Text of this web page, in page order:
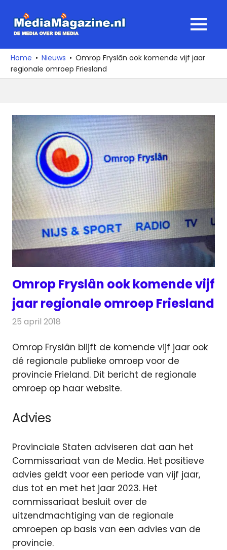
naar
media
over
de
MENU
Home Nieuws
Omrop Fryslân ook komende vijf jaar
regionale omroep Friesland
Omrop Fryslân ook komende vijf
jaar regionale omroep Friesland
25 april 2018
Omrop Fryslân blijft de komende vijf jaar ook
dé regionale publieke omroep voor de
provincie Frieland. Dit bericht de regionale
omroep op haar website.
Advies
Provinciale Staten adviseren dat aan het
Commissariaat van de Media. Het positieve
advies geldt voor een periode van vijf jaar,
dus tot en met het jaar 2023. Het
commissariaat besluit over de
uitzendmachtiging van de regionale
omroepen op basis van een advies van de
provincie.